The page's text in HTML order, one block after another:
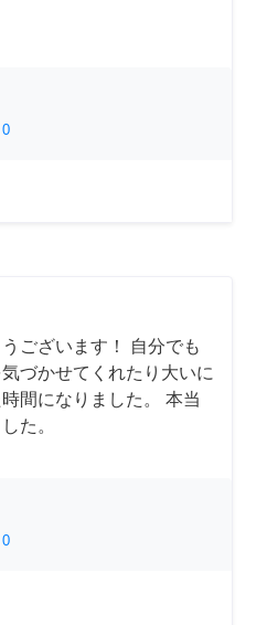
0
ございます！ 自分でも
づかせてくれたり大いに
間になりました。 本当
た。
0